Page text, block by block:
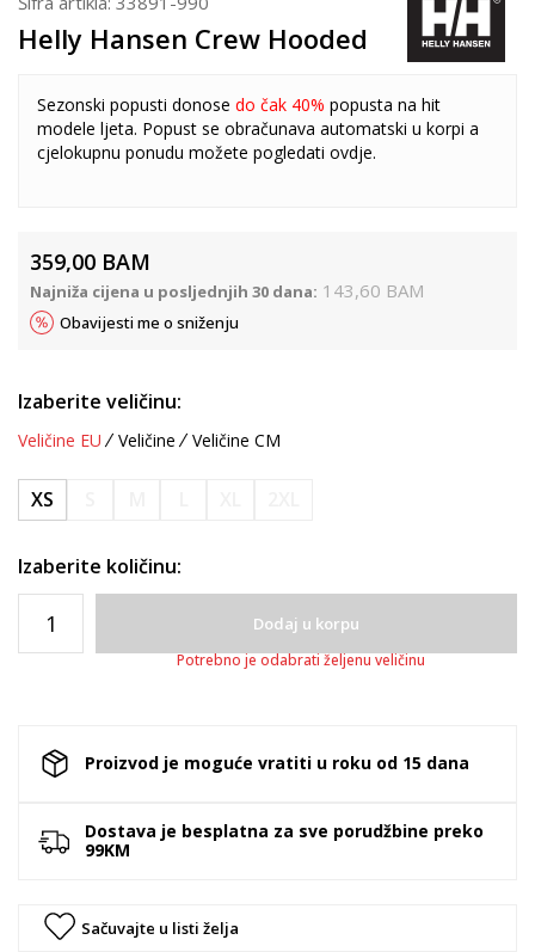
Helly Hansen Crew Hooded
Sezonski popusti donose do čak 40% popusta na hit
modele ljeta. Popust se obračunava automatski u korpi a
cjelokupnu ponudu možete pogledati ovdje.
359,00 BAM
Najniža cijena u posljednjih 30 dana: 143,60 BAM
Obavijesti me o sniženju
Izaberite veličinu:
Veličine EU Veličine Veličine CM
XS
Izaberite količinu:
Dodaj u korpu
Potrebno je odabrati željenu veličinu
Proizvod je moguće vratiti u roku od 15 dana
Dostava je besplatna za sve porudžbine preko
99KM
Sačuvajte u listi želja